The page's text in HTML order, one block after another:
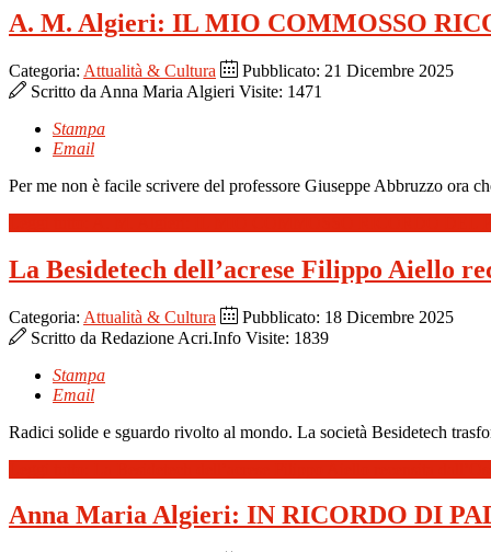
A. M. Algieri: IL MIO COMMOSSO
Categoria: Attualità & Cultura
Pubblicato: 21 Dicembre 2025
Scritto da Anna Maria Algieri Visite: 1471
Stampa
Email
Per me non è facile scrivere del professore Giuseppe Abbruzzo ora
La Besidetech dell’acrese Filippo Aiello
Categoria: Attualità & Cultura
Pubblicato: 18 Dicembre 2025
Scritto da Redazione Acri.Info Visite: 1839
Stampa
Email
Radici solide e sguardo rivolto al mondo. La società Besidetech
Anna Maria Algieri: IN RICORDO DI